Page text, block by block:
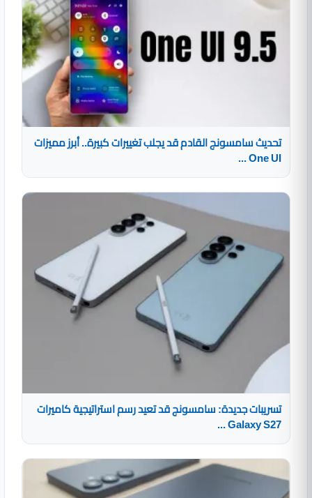
تحديث سامسونج القادم قد يجلب تغييرات كبيرة.. أبرز مميزات
One UI ...
تسريبات جديدة: سامسونج قد تعيد رسم استراتيجية كاميرات
Galaxy S27 ...